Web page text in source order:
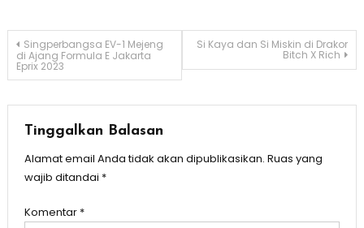
Navigasi
pos
Singperbangsa EV-1 Mejeng
di Ajang Formula E Jakarta
Eprix 2023
Si Kaya dan Si Miskin di Drakor
Bitch X Rich
Tinggalkan Balasan
Alamat email Anda tidak akan dipublikasikan. Ruas yang
wajib ditandai *
Komentar *